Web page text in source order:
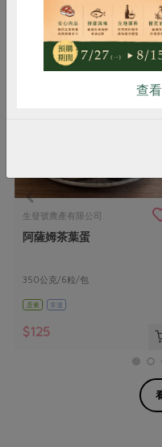
你可能
生發號農產有限公司
阿薩姆茶葉蛋
350公克/6粒/包
蛋素 常溫
$125
查